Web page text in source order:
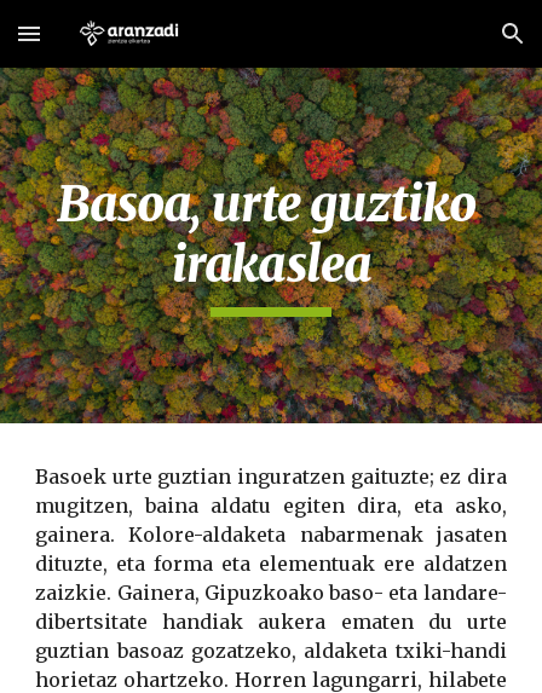
Skip to main content Skip to navigation
Basoa, urte guztiko
irakaslea
Basoek urte guztian inguratzen gaituzte; ez dira
mugitzen, baina aldatu egiten dira, eta asko,
gainera. Kolore-aldaketa nabarmenak jasaten
dituzte, eta forma eta elementuak ere aldatzen
zaizkie. Gainera, Gipuzkoako baso- eta landare-
dibertsitate handiak aukera ematen du urte
guztian basoaz gozatzeko, aldaketa txiki-handi
horietaz ohartzeko. Horren lagungarri, hilabete